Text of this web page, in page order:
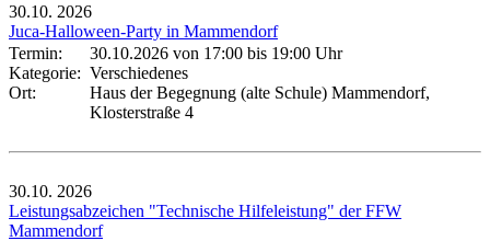
30.10. 2026
Juca-Halloween-Party in Mammendorf
Termin:
30.10.2026 von 17:00 bis 19:00 Uhr
Kategorie: Verschiedenes
Ort:
Haus der Begegnung (alte Schule) Mammendorf,
Klosterstraße 4
30.10. 2026
Leistungsabzeichen "Technische Hilfeleistung" der FFW
Mammendorf